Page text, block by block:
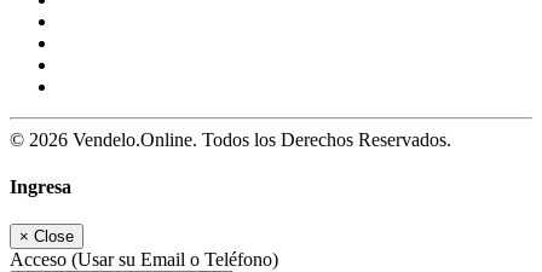
© 2026 Vendelo.Online. Todos los Derechos Reservados.
Ingresa
× Close
Acceso (Usar su Email o Teléfono)